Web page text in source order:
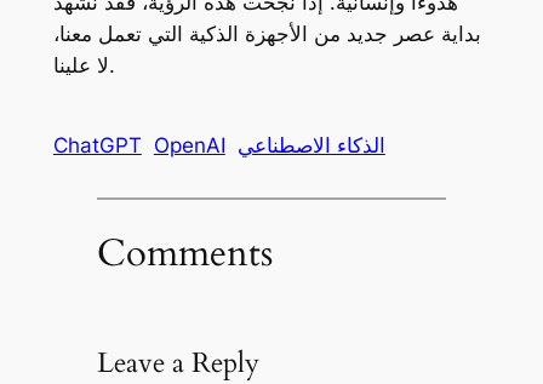
بداية عصر جديد من الأجهزة الذكية التي تعمل معنا،
لا علينا.
ChatGPT OpenAI الذكاء الاصطناعي
Comments
Leave a Reply